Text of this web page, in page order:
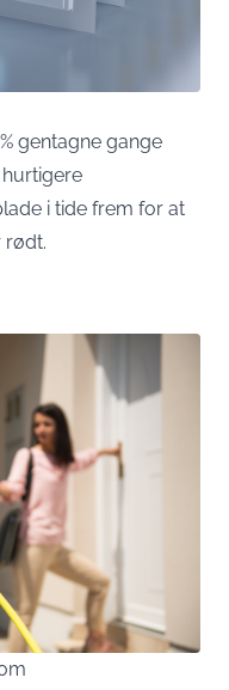
gentagne gange
i tide frem for at
rødt.